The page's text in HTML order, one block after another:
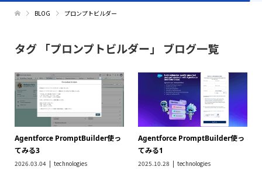
BLOG プロンプトビルダー
タグ 「プロンプトビルダー」 ブログ一覧
Agentforce PromptBuilder使っ
てみる3
2026.03.04 technologies
Agentforce PromptBuilder使っ
てみる1
2025.10.28 technologies